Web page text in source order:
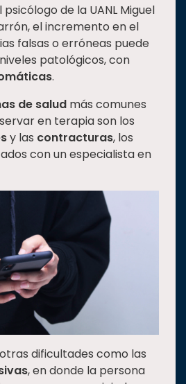
de la UANL Miguel
el incremento en el
falsas o erróneas puede
patológicos, con
.
de salud más comunes
en terapia son los
y las contracturas, los
con un especialista en
dificultades como las
, en donde la persona